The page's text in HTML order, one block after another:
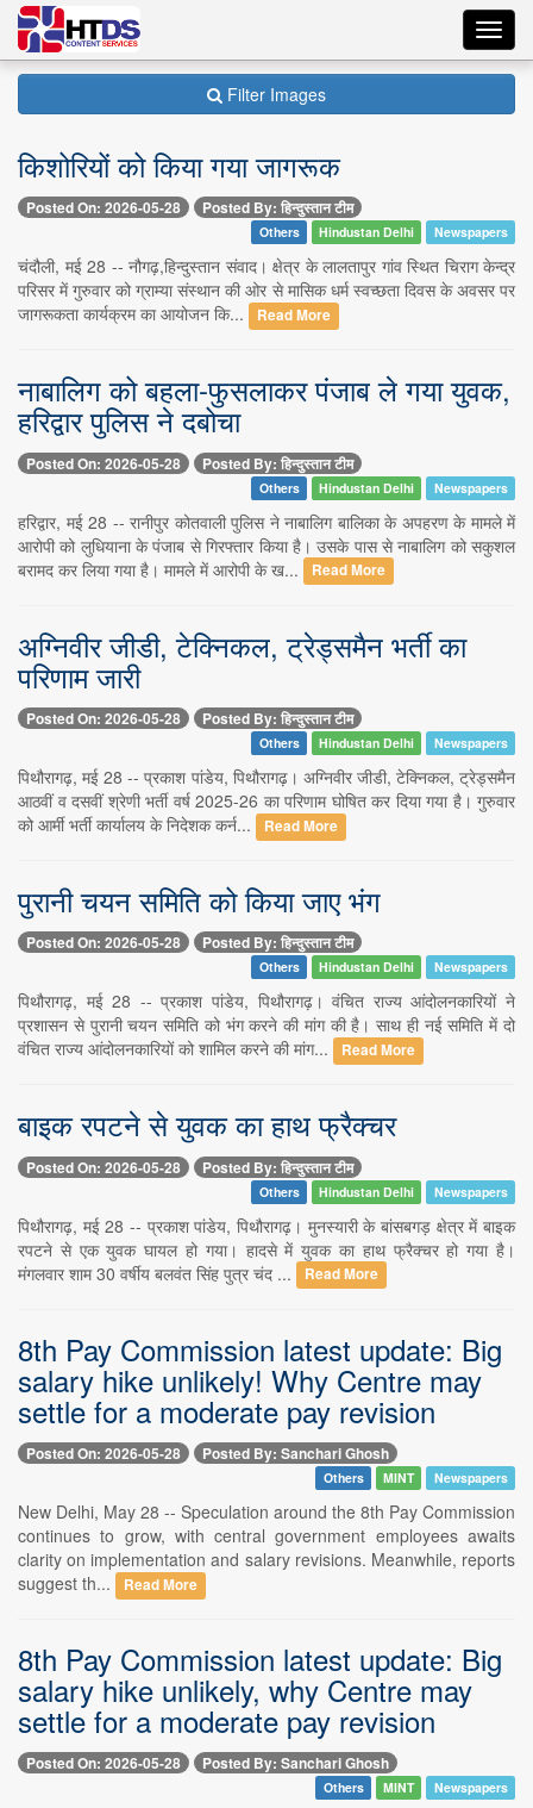
Filter Images
किशोरियों को किया गया जागरूक
Posted On: 2026-05-28 Posted By: हिन्दुस्तान टीम
Others Hindustan Delhi Newspapers
चंदौली, मई 28 -- नौगढ़,हिन्दुस्तान संवाद। क्षेत्र के लालतापुर गांव स्थित चिराग केन्द्र
परिसर में गुरुवार को ग्राम्या संस्थान की ओर से मासिक धर्म स्वच्छता दिवस के अवसर पर
जागरूकता कार्यक्रम का आयोजन कि...
Read More
नाबालिग को बहला-फुसलाकर पंजाब ले गया युवक,
हरिद्वार पुलिस ने दबोचा
Posted On: 2026-05-28 Posted By: हिन्दुस्तान टीम
Others Hindustan Delhi Newspapers
हरिद्वार, मई 28 -- रानीपुर कोतवाली पुलिस ने नाबालिग बालिका के अपहरण के मामले में
आरोपी को लुधियाना के पंजाब से गिरफ्तार किया है। उसके पास से नाबालिग को सकुशल
बरामद कर लिया गया है। मामले में आरोपी के ख...
Read More
अग्निवीर जीडी, टेक्निकल, ट्रेड्समैन भर्ती का
परिणाम जारी
Posted On: 2026-05-28 Posted By: हिन्दुस्तान टीम
Others Hindustan Delhi Newspapers
पिथौरागढ़, मई 28 -- प्रकाश पांडेय, पिथौरागढ़। अग्निवीर जीडी, टेक्निकल, ट्रेड्समैन
आठवीं व दसवीं श्रेणी भर्ती वर्ष 2025-26 का परिणाम घोषित कर दिया गया है। गुरुवार
को आर्मी भर्ती कार्यालय के निदेशक कर्न...
Read More
पुरानी चयन समिति को किया जाए भंग
Posted On: 2026-05-28 Posted By: हिन्दुस्तान टीम
Others Hindustan Delhi Newspapers
पिथौरागढ़, मई 28 -- प्रकाश पांडेय, पिथौरागढ़। वंचित राज्य आंदोलनकारियों ने
प्रशासन से पुरानी चयन समिति को भंग करने की मांग की है। साथ ही नई समिति में दो
वंचित राज्य आंदोलनकारियों को शामिल करने की मांग...
Read More
बाइक रपटने से युवक का हाथ फ्रैक्चर
Posted On: 2026-05-28 Posted By: हिन्दुस्तान टीम
Others Hindustan Delhi Newspapers
पिथौरागढ़, मई 28 -- प्रकाश पांडेय, पिथौरागढ़। मुनस्यारी के बांसबगड़ क्षेत्र में बाइक
रपटने से एक युवक घायल हो गया। हादसे में युवक का हाथ फ्रैक्चर हो गया है।
मंगलवार शाम 30 वर्षीय बलवंत सिंह पुत्र चंद ...
Read More
8th Pay Commission latest update: Big
salary hike unlikely! Why Centre may
settle for a moderate pay revision
Posted On: 2026-05-28 Posted By: Sanchari Ghosh
Others MINT Newspapers
New Delhi, May 28 -- Speculation around the 8th Pay Commission
continues to grow, with central government employees awaits
clarity on implementation and salary revisions. Meanwhile, reports
suggest th...
Read More
8th Pay Commission latest update: Big
salary hike unlikely, why Centre may
settle for a moderate pay revision
Posted On: 2026-05-28 Posted By: Sanchari Ghosh
Others MINT Newspapers